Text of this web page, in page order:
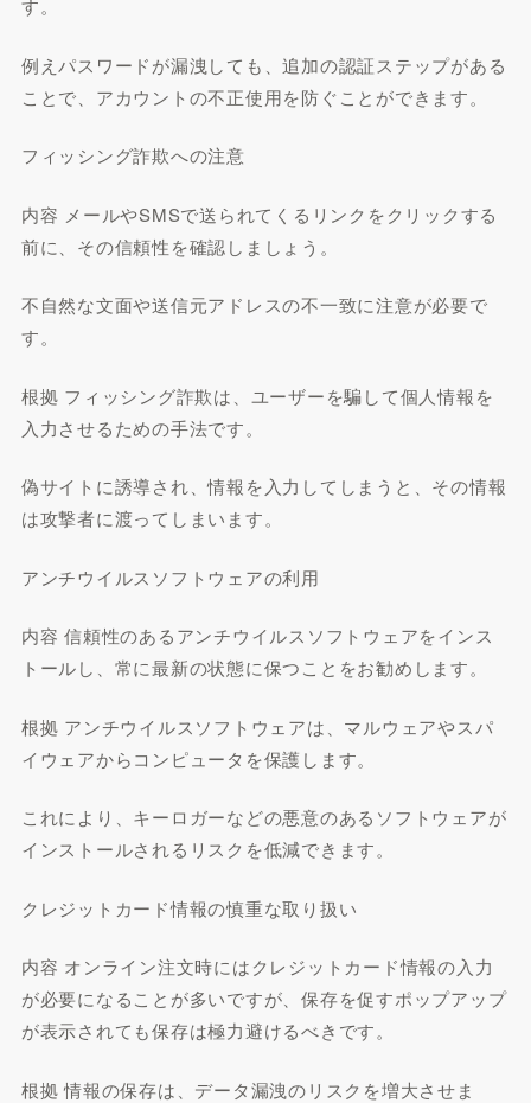
す。
例えパスワードが漏洩しても、追加の認証ステップがある
ことで、アカウントの不正使用を防ぐことができます。
フィッシング詐欺への注意
内容 メールやSMSで送られてくるリンクをクリックする
前に、その信頼性を確認しましょう。
不自然な文面や送信元アドレスの不一致に注意が必要で
す。
根拠 フィッシング詐欺は、ユーザーを騙して個人情報を
入力させるための手法です。
偽サイトに誘導され、情報を入力してしまうと、その情報
は攻撃者に渡ってしまいます。
アンチウイルスソフトウェアの利用
内容 信頼性のあるアンチウイルスソフトウェアをインス
トールし、常に最新の状態に保つことをお勧めします。
根拠 アンチウイルスソフトウェアは、マルウェアやスパ
イウェアからコンピュータを保護します。
これにより、キーロガーなどの悪意のあるソフトウェアが
インストールされるリスクを低減できます。
クレジットカード情報の慎重な取り扱い
内容 オンライン注文時にはクレジットカード情報の入力
が必要になることが多いですが、保存を促すポップアップ
が表示されても保存は極力避けるべきです。
根拠 情報の保存は、データ漏洩のリスクを増大させま